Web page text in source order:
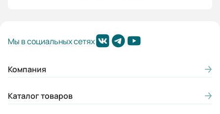
Мы в социальных сетях
Компания
Каталог товаров